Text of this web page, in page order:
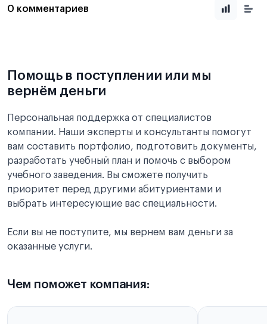
0 комментариев
Помощь в поступлении или мы
вернём деньги
Персональная поддержка от специалистов
компании. Наши эксперты и консультанты помогут
вам составить портфолио, подготовить документы,
разработать учебный план и помочь с выбором
учебного заведения. Вы сможете получить
приоритет перед другими абитуриентами и
выбрать интересующие вас специальности.
Если вы не поступите, мы вернем вам деньги за
оказанные услуги.
Чем поможет компания: